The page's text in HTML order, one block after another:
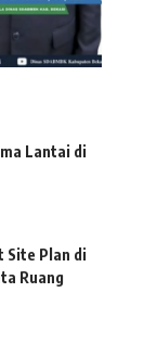
Lantai di
Site Plan di
Ruang